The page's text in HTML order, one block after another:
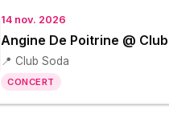
14 nov. 2026
Angine De Poitrine @
📍 Club Soda
CONCERT